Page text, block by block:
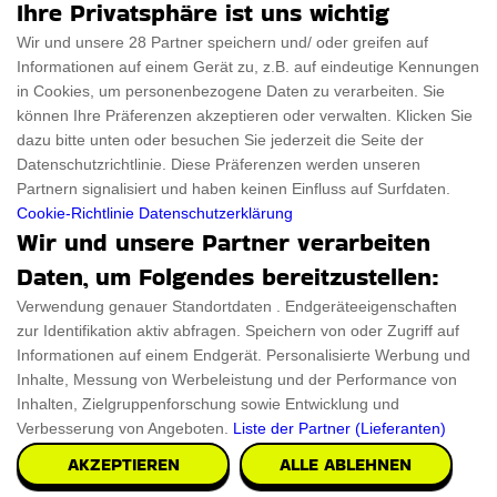
Für Haustiere
ThanksGiving
Rabattcode
Trendiger Rabattcode
Black Friday
Ein Produkt einreichen
Kontakt
Ein Produkt einreichen
Geschenkeführer
Cyber Monday
Datenschutz­erklärung
Datenschutz­erklärung
Impressum
Cookies
Ihre Privatsphäre ist uns wichtig
Wir und unsere 28 Partner speichern und/ oder greifen auf
Informationen auf einem Gerät zu, z.B. auf eindeutige Kennungen
in Cookies, um personenbezogene Daten zu verarbeiten. Sie
können Ihre Präferenzen akzeptieren oder verwalten. Klicken Sie
dazu bitte unten oder besuchen Sie jederzeit die Seite der
Datenschutzrichtlinie. Diese Präferenzen werden unseren
Partnern signalisiert und haben keinen Einfluss auf Surfdaten.
Cookie-Richtlinie Datenschutzerklärung
Wir und unsere Partner verarbeiten
Daten, um Folgendes bereitzustellen:
Verwendung genauer Standortdaten . Endgeräteeigenschaften
zur Identifikation aktiv abfragen. Speichern von oder Zugriff auf
Informationen auf einem Endgerät. Personalisierte Werbung und
Inhalte, Messung von Werbeleistung und der Performance von
Inhalten, Zielgruppenforschung sowie Entwicklung und
Verbesserung von Angeboten. Liste der Partner (Lieferanten)
AKZEPTIEREN ALLE ABLEHNEN